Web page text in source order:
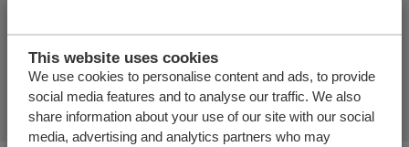
This website uses cookies
We use cookies to personalise content and ads, to provide
social media features and to analyse our traffic. We also
share information about your use of our site with our social
media, advertising and analytics partners who may
Angebotsanfrage abschließen